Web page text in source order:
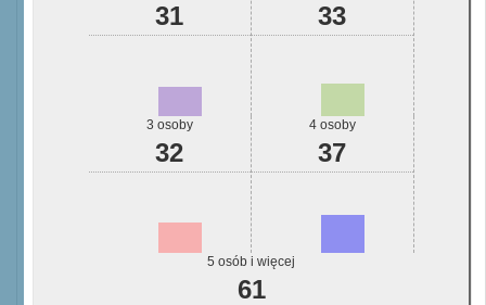
31 33
3 osoby
32
4 osoby
37
5 osób i więcej
61